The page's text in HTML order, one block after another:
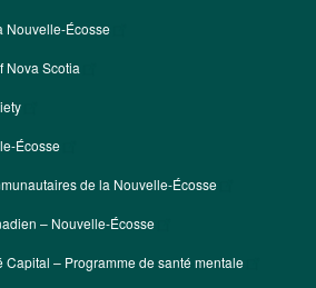
Nouvelle-Écosse
Nova Scotia
Écosse
de la Nouvelle-Écosse
– Nouvelle-Écosse
– Programme de santé mentale